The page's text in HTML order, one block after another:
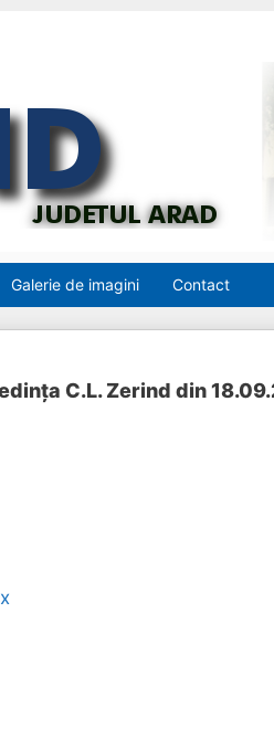
Galerie de imagini Contact
C.L. Zerind din